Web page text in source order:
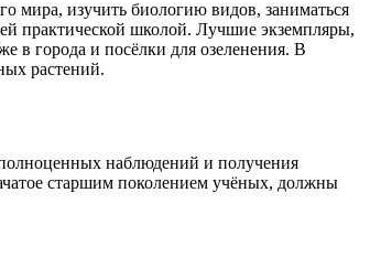
мира, изучить биологию видов, заниматься
практической школой. Лучшие экземпляры,
в города и посёлки для озеленения. В
растений.
полноценных наблюдений и получения
старшим поколением учёных, должны